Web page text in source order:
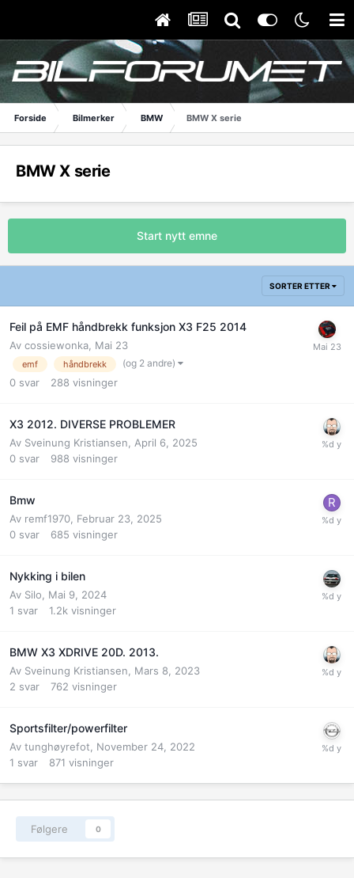
Forside Bilmerker BMW BMW X serie
BMW X serie
Start nytt emne
SORTER ETTER
Feil på EMF håndbrekk funksjon X3 F25 2014
Av cossiewonka Mai 23
emf håndbrekk (og 2 andre)
0 svar 288 visninger
X3 2012. DIVERSE PROBLEMER
Av Sveinung Kristiansen
April 6, 2025
0 svar 988 visninger
Bmw
Av remf1970 Februar 23, 2025
0 svar 685 visninger
Nykking i bilen
Av Silo
Mai 9, 2024
1 svar 1.2k visninger
BMW X3 XDRIVE 20D. 2013.
Av Sveinung Kristiansen
Mars 8, 2023
2 svar 762 visninger
Sportsfilter/powerfilter
Av tunghøyrefot
November 24, 2022
1 svar 871 visninger
Følgere 0